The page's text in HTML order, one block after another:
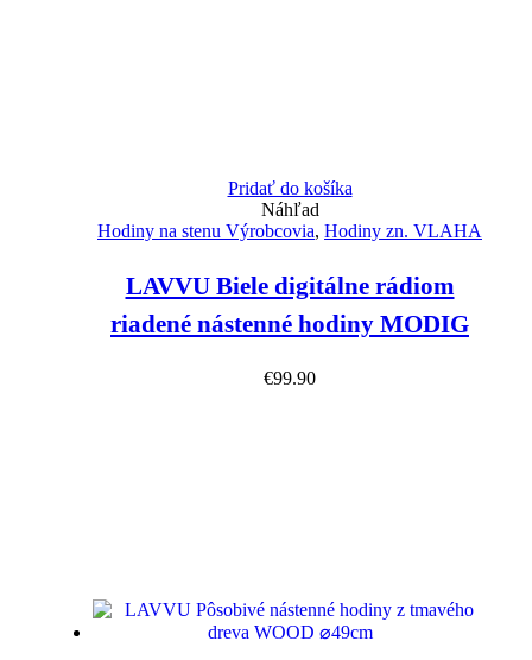
Pridať do košíka
Náhľad
Hodiny na stenu Výrobcovia, Hodiny zn. VLAHA
LAVVU Biele digitálne rádiom
riadené nástenné hodiny MODIG
€99.90